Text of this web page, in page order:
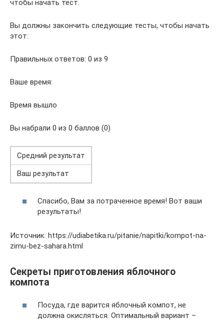
чтобы начать тест.
Вы должны закончить следующие тесты, чтобы начать
этот:
Правильных ответов: 0 из 9
Ваше время:
Время вышло
Вы набрали 0 из 0 баллов (0)
Средний результат
Ваш результат
Спасибо, Вам за потраченное время! Вот ваши
результаты!
Источник: https://udiabetika.ru/pitanie/napitki/kompot-na-
zimu-bez-sahara.html
Секреты приготовления яблочного
компота
Посуда, где варится яблочный компот, не
должна окисляться. Оптимальный вариант –